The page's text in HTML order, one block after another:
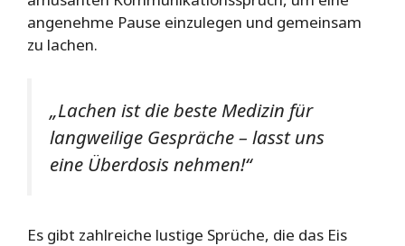
angenehme Pause einzulegen und gemeinsam
zu lachen.
„Lachen ist die beste Medizin für
langweilige Gespräche – lasst uns
eine Überdosis nehmen!“
Es gibt zahlreiche lustige Sprüche, die das Eis